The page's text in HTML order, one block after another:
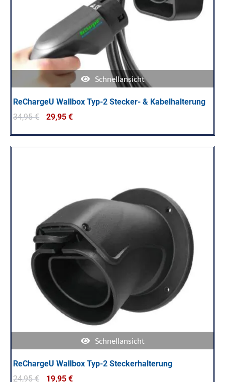
Schnellansicht
ReChargeU Wallbox Typ-2 Stecker- & Kabelhalterung
34,95€ 29,95 €
Schnellansicht
ReChargeU Wallbox Typ-2 Steckerhalterung
24,95€ 19,95 €